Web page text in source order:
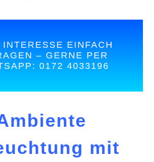
INTERESSE EINFACH
– GERNE PER
0172 4033196
mit